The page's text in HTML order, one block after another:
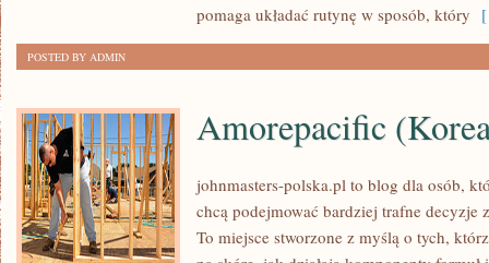
pomaga układać rutynę w sposób, który
POSTED BY ADMIN
Amorepacific
johnmasters-polska.pl to blog dla osób,
chcą podejmować bardziej trafne decyzje
To miejsce stworzone z myślą o tych,